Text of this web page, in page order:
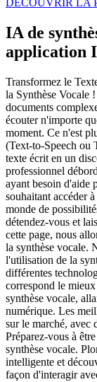
DÉCOUVRIR LA
IA de
application
Transformez le
la Synthèse Vocale
documents
écouter n'importe
moment. Ce n'est
(Text-to-Speech ou
texte écrit en un
professionnel
ayant besoin d'aide
souhaitant accéder
monde de
détendez-vous et
cette page, nous
la synthèse vocale.
l'utilisation de la
différentes
correspond le
synthèse vocale,
numérique. Les
sur le marché, avec
Préparez-vous à
synthèse vocale.
intelligente et
façon d'interagir